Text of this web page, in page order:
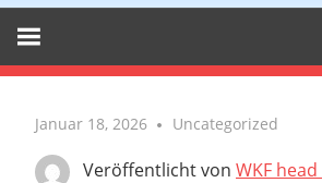
Januar 18, 2026 Uncategorized
Veröffentlicht von WKF